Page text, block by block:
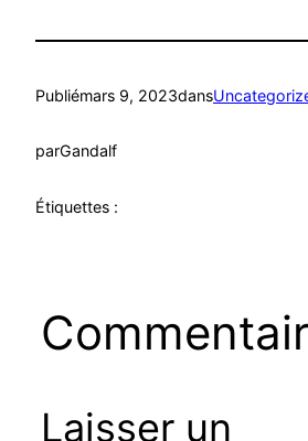
Publiémars 9, 2023dans
parGandalf
Étiquettes :
Laisser un